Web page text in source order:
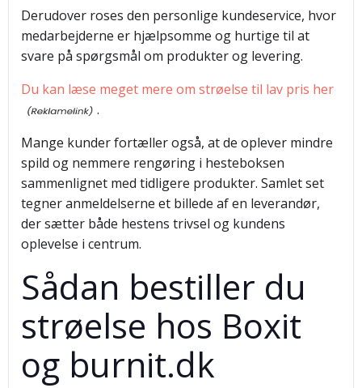
Derudover roses den personlige kundeservice, hvor
medarbejderne er hjælpsomme og hurtige til at
svare på spørgsmål om produkter og levering.
Du kan læse meget mere om strøelse til lav pris her
.
Mange kunder fortæller også, at de oplever mindre
spild og nemmere rengøring i hesteboksen
sammenlignet med tidligere produkter. Samlet set
tegner anmeldelserne et billede af en leverandør,
der sætter både hestens trivsel og kundens
oplevelse i centrum.
Sådan bestiller du
strøelse hos Boxit
og burnit.dk